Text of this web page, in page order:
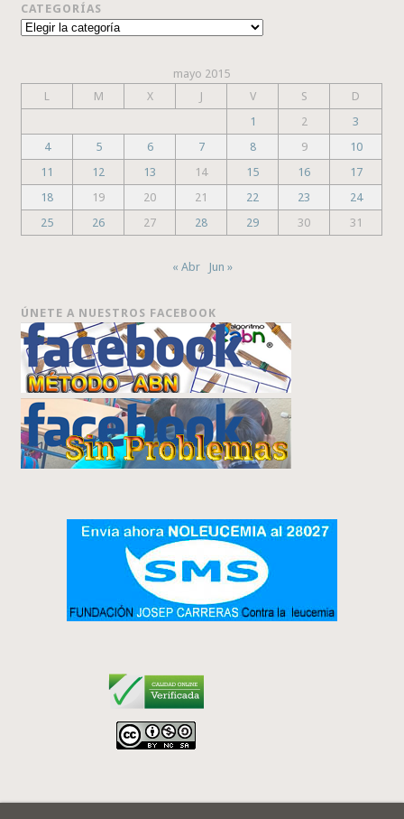
CATEGORÍAS
Categorías
mayo 2015
L
M X J V S
D
1
2
3
4
5 6 7 8 9
10
11
12 13 14 15 16
17
18
19 20 21 22 23
24
25
26 27 28 29 30 31
« Abr Jun »
ÚNETE A NUESTROS FACEBOOK